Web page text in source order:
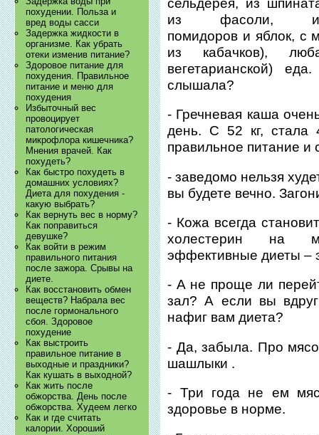
похудении. Польза и
вред воды сасси
Задержка жидкости в
организме. Как убрать
отеки изменив питание?
Здоровое питание для
похудения. Правильное
питание и меню для
похудения
Избыточный вес
провоцирует
патологическая
микрофлора кишечника?
Мнения врачей. Как
похудеть?
Как быстро похудеть в
домашних условиях?
Диета для похудения -
какую выбрать?
Как вернуть вес в норму?
Как поправиться
девушке?
Как войти в режим
правильного питания
после зажора. Срывы на
диете.
Как восстановить обмен
веществ? Набрала вес
после гормонального
сбоя. Здоровое
похудение
Как выстроить
правильное питание в
выходные и праздники?
Как кушать в выходной?
Как жить после
обжорства. День после
обжорства. Худеем легко
Как и где считать
калории. Хороший
сельдерея, из
из фасоли,
помидоров и яблок, с
из кабачков),
вегетарианской)
слышала?
- Гречневая каша
день. С 52 кг, стала
правильное питание и
- заведомо нельзя
вы будете вечно.
- Кожа всегда
холестерин на
эффективные диеты –
- А не проще ли
зал? А если вы
нафиг вам диета?
- Да, забыла. Про
шашлыки .
- Три года не ем
здоровье в норме.